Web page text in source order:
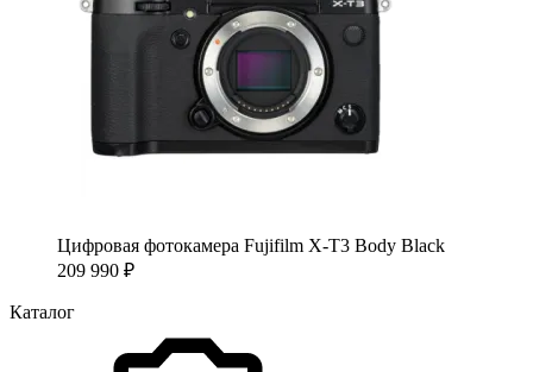
Цифровая фотокамера Fujifilm X-T3 Body Black
209 990 ₽
Каталог